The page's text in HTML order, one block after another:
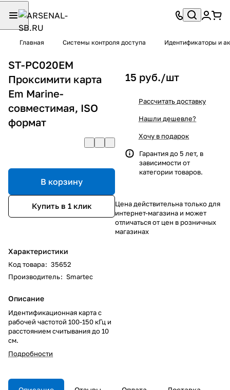
Главная Системы контроля доступа Идентификаторы и
ST-PC020EM
Проксимити карта
Em Marine-
совместимая, ISO
формат
В корзину
Купить в 1 клик
Характеристики
Код товара: 35652
Производитель: Smartec
Описание
Идентификационная карта с
рабочей частотой 100-150 кГц и
расстоянием считывания до 10
см.
Подробности
15 руб./шт
Рассчитать доставку
Нашли дешевле?
Хочу в подарок
Гарантия до 5 лет, в
зависимости от
категории товаров.
Цена действительна только для
интернет-магазина и может
отличаться от цен в розничных
магазинах